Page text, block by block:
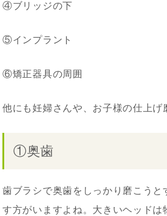
④ブリッジの下
⑤インプラント
⑥矯正器具の周囲
他にも妊婦さんや、お子様の仕上げ
①奥歯
歯ブラシで奥歯をしっかり磨こう
す方がいますよね。大きいヘッドは